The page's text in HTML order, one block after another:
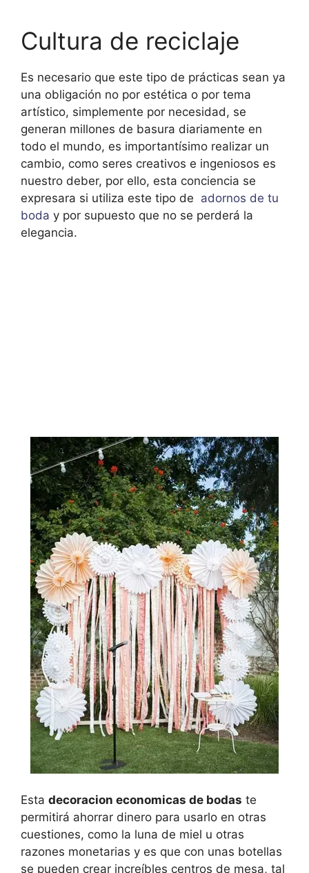
Cultura de reciclaje
Es necesario que este tipo de prácticas sean ya
una obligación no por estética o por tema
artístico, simplemente por necesidad, se
generan millones de basura diariamente en
todo el mundo, es importantísimo realizar un
cambio, como seres creativos e ingeniosos es
nuestro deber, por ello, esta conciencia se
expresara si utiliza este tipo de adornos de tu
boda y por supuesto que no se perderá la
elegancia.
Esta decoracion economicas de bodas te
permitirá ahorrar dinero para usarlo en otras
cuestiones, como la luna de miel u otras
razones monetarias y es que con unas botellas
se pueden crear increíbles centros de mesa, tal